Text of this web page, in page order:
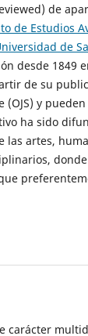
de
de Estudios
de
desde 1849
de su
(OJS) y
ha sido
artes,
carácter